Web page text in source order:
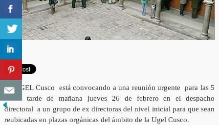
La UGEL Cusco está convocando a una reunión urgente para las 5
de la tarde de mañana jueves 26 de febrero en el despacho
directoral a un grupo de ex directoras del nivel inicial para que sean
reubicadas en plazas orgánicas del ámbito de la Ugel Cusco.